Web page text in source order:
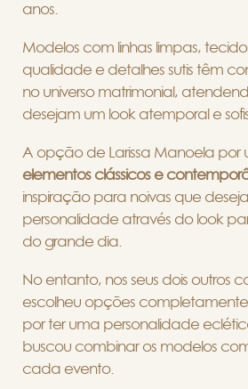
anos.
Modelos com linhas limpas,
qualidade e detalhes sutis têm
no universo matrimonial,
desejam um look atemporal e
A opção de Larissa Manoela por
elementos clássicos e
inspiração para noivas que
personalidade através do look
do grande dia.
No entanto, nos seus dois outros
escolheu opções
por ter uma personalidade
buscou combinar os modelos
cada evento.